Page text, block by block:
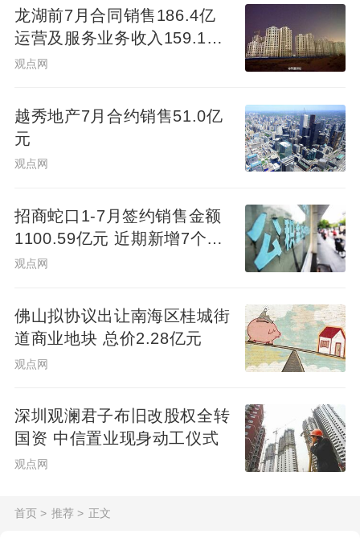
龙湖前7月合同销售186.4亿
运营及服务业务收入159.1亿
元
观点网
越秀地产7月合约销售51.0亿
元
观点网
招商蛇口1-7月签约销售金额
1100.59亿元 近期新增7个项
目
观点网
佛山拟协议出让南海区桂城街
道商业地块 总价2.28亿元
观点网
深圳观澜君子布旧改股权全转
国资 中信置业现身动工仪式
观点网
首页 > 推荐 > 正文